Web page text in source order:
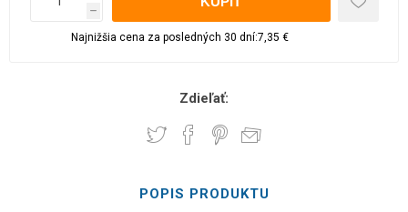
h
Najnižšia cena za posledných 30 dní:7,35 €
Zdieľať:
POPIS PRODUKTU